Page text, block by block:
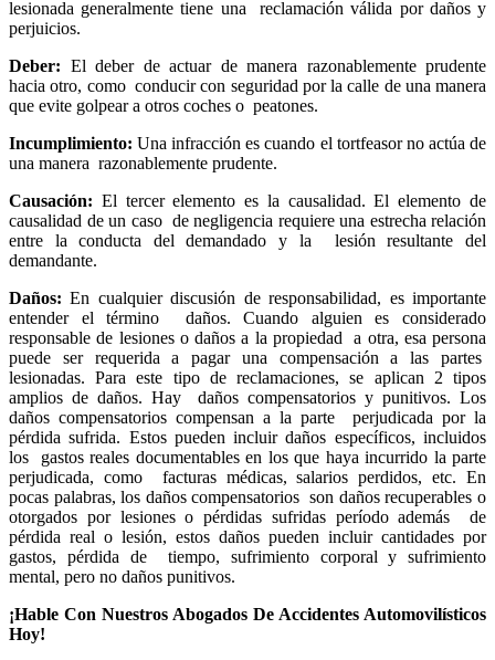
lesionada generalmente tiene una reclamación válida por daños y
perjuicios.
Deber: El deber de actuar de manera razonablemente prudente
hacia otro, como conducir con seguridad por la calle de una manera
que evite golpear a otros coches o peatones.
Incumplimiento: Una infracción es cuando el tortfeasor no actúa de
una manera razonablemente prudente.
Causación: El tercer elemento es la causalidad. El elemento de
causalidad de un caso de negligencia requiere una estrecha relación
entre la conducta del demandado y la lesión resultante del
demandante.
Daños: En cualquier discusión de responsabilidad, es importante
entender el término daños. Cuando alguien es considerado
responsable de lesiones o daños a la propiedad a otra, esa persona
puede ser requerida a pagar una compensación a las partes
lesionadas. Para este tipo de reclamaciones, se aplican 2 tipos
amplios de daños. Hay daños compensatorios y punitivos. Los
daños compensatorios compensan a la parte perjudicada por la
pérdida sufrida. Estos pueden incluir daños específicos, incluidos
los gastos reales documentables en los que haya incurrido la parte
perjudicada, como facturas médicas, salarios perdidos, etc. En
pocas palabras, los daños compensatorios son daños recuperables o
otorgados por lesiones o pérdidas sufridas período además de
pérdida real o lesión, estos daños pueden incluir cantidades por
gastos, pérdida de tiempo, sufrimiento corporal y sufrimiento
mental, pero no daños punitivos.
¡Hable Con Nuestros Abogados De Accidentes Automovilísticos
Hoy!